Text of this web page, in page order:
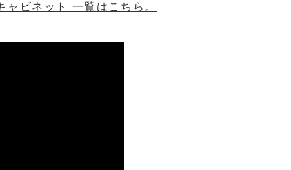
ビネット 一覧はこちら。